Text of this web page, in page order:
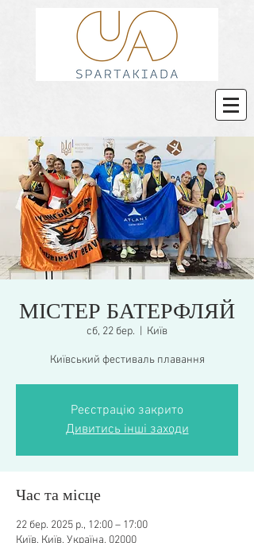
МІСТЕР БАТЕРФЛЯЙ
сб, 22 бер. Київ
Київський фестиваль плавання
Реєстрацію закрито
Дивитись інші заходи
Час та місце
22 бер. 2025 р., 12:00 – 17:00
Київ, Київ, Україна, 02000